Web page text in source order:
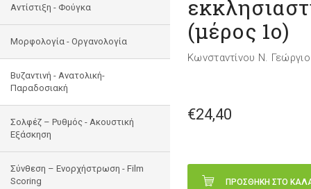
Αντίστιξη - Φούγκα
Μορφολογία - Οργανολογία
Bυζαντινή - Ανατολική-
Παραδοσιακή
Σολφέζ – Ρυθμός - Ακουστική
Εξάσκηση
Σύνθεση – Ενορχήστρωση - Film
Scoring
(μέρος 1ο)
Κωνσταντίνου Ν.
€24,40
ΠΡΟΣΘΗΚΗ ΣΤΟ